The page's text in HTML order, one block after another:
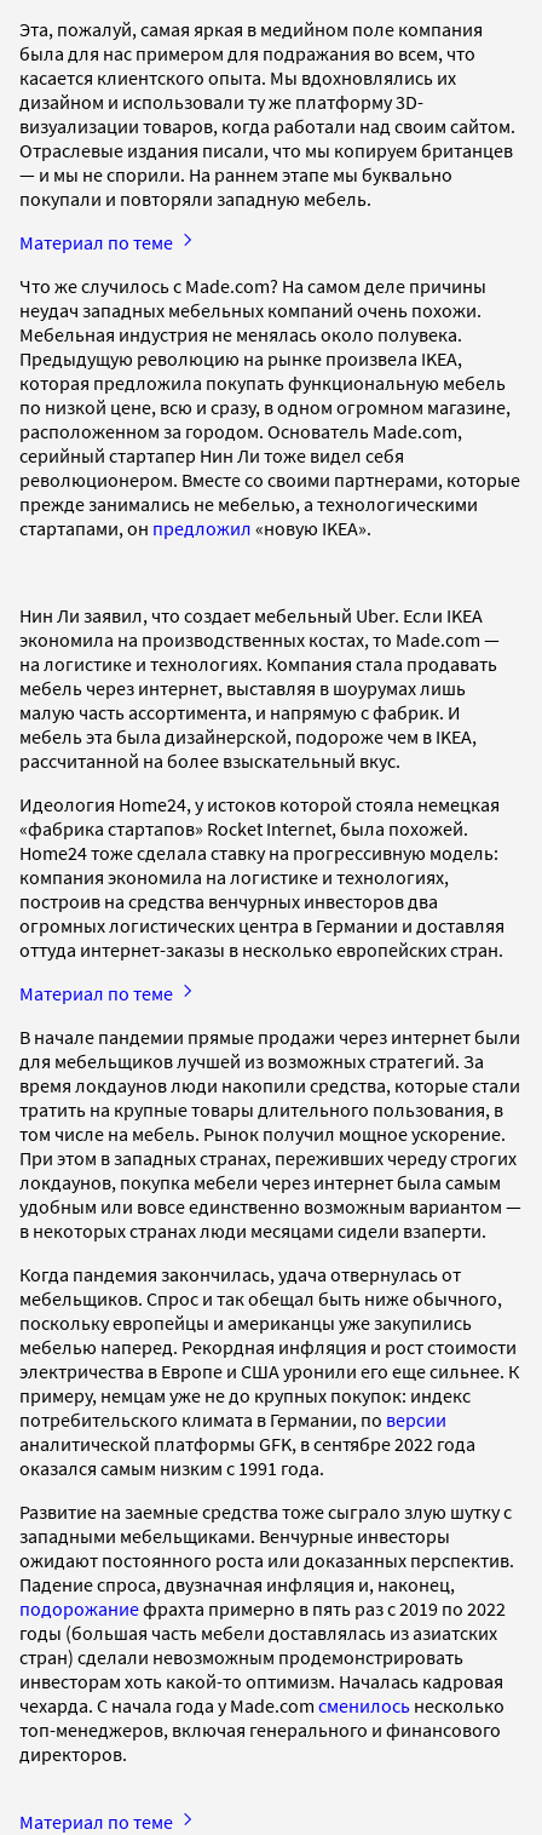
Эта, пожалуй, самая яркая в медийном поле компания
была для нас примером для подражания во всем, что
касается клиентского опыта. Мы вдохновлялись их
дизайном и использовали ту же платформу 3D-
визуализации товаров, когда работали над своим сайтом.
Отраслевые издания писали, что мы копируем британцев
— и мы не спорили. На раннем этапе мы буквально
покупали и повторяли западную мебель.
Материал по теме
Что же случилось с Made.com? На самом деле причины
неудач западных мебельных компаний очень похожи.
Мебельная индустрия не менялась около полувека.
Предыдущую революцию на рынке произвела IKEA,
которая предложила покупать функциональную мебель
по низкой цене, всю и сразу, в одном огромном магазине,
расположенном за городом. Основатель Made.com,
серийный стартапер Нин Ли тоже видел себя
революционером. Вместе со своими партнерами, которые
прежде занимались не мебелью, а технологическими
стартапами, он предложил «новую IKEA».
Нин Ли заявил, что создает мебельный Uber. Если IKEA
экономила на производственных костах, то Made.com —
на логистике и технологиях. Компания стала продавать
мебель через интернет, выставляя в шоурумах лишь
малую часть ассортимента, и напрямую с фабрик. И
мебель эта была дизайнерской, подороже чем в IKEA,
рассчитанной на более взыскательный вкус.
Идеология Home24, у истоков которой стояла немецкая
«фабрика стартапов» Rocket Internet, была похожей.
Home24 тоже сделала ставку на прогрессивную модель:
компания экономила на логистике и технологиях,
построив на средства венчурных инвесторов два
огромных логистических центра в Германии и доставляя
оттуда интернет-заказы в несколько европейских стран.
Материал по теме
В начале пандемии прямые продажи через интернет были
для мебельщиков лучшей из возможных стратегий. За
время локдаунов люди накопили средства, которые стали
тратить на крупные товары длительного пользования, в
том числе на мебель. Рынок получил мощное ускорение.
При этом в западных странах, переживших череду строгих
локдаунов, покупка мебели через интернет была самым
удобным или вовсе единственно возможным вариантом —
в некоторых странах люди месяцами сидели взаперти.
Когда пандемия закончилась, удача отвернулась от
мебельщиков. Спрос и так обещал быть ниже обычного,
поскольку европейцы и американцы уже закупились
мебелью наперед. Рекордная инфляция и рост стоимости
электричества в Европе и США уронили его еще сильнее. К
примеру, немцам уже не до крупных покупок: индекс
потребительского климата в Германии, по версии
аналитической платформы GFK, в сентябре 2022 года
оказался самым низким с 1991 года.
Развитие на заемные средства тоже сыграло злую шутку с
западными мебельщиками. Венчурные инвесторы
ожидают постоянного роста или доказанных перспектив.
Падение спроса, двузначная инфляция и, наконец,
подорожаниефрахта примерно в пять раз с 2019 по 2022
годы (большая часть мебели доставлялась из азиатских
стран) сделали невозможным продемонстрировать
инвесторам хоть какой-то оптимизм. Началась кадровая
чехарда. С начала года у Made.com сменилось несколько
топ-менеджеров, включая генерального и финансового
директоров.
Материал по теме